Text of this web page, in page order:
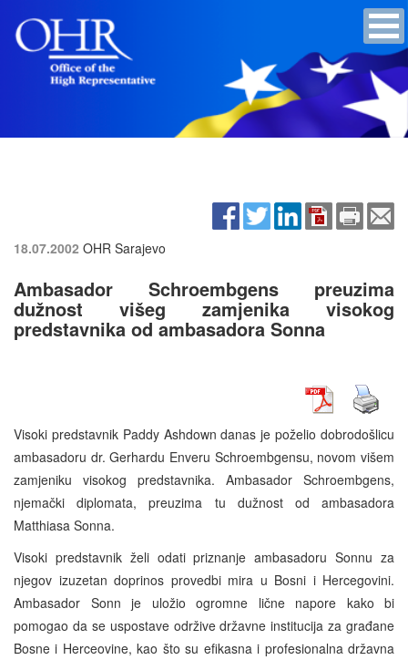
18.07.2002 OHR Sarajevo
Ambasador Schroembgens preuzima
dužnost višeg zamjenika visokog
predstavnika od ambasadora Sonna
Visoki predstavnik Paddy Ashdown danas je poželio dobrodošlicu
ambasadoru dr. Gerhardu Enveru Schroembgensu, novom višem
zamjeniku visokog predstavnika. Ambasador Schroembgens,
njemački diplomata, preuzima tu dužnost od ambasadora
Matthiasa Sonna.
Visoki predstavnik želi odati priznanje ambasadoru Sonnu za
njegov izuzetan doprinos provedbi mira u Bosni i Hercegovini.
Ambasador Sonn je uložio ogromne lične napore kako bi
pomogao da se uspostave održive državne institucija za građane
Bosne i Herceovine, kao što su efikasna i profesionalna državna